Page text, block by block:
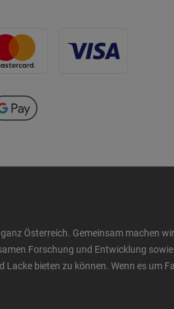
Österreich. Gemeinsam machen
Forschung und Entwicklung
bieten zu können. Wenn es um